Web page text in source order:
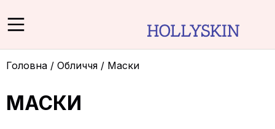
Головна / Обличчя / Маски
МАСКИ